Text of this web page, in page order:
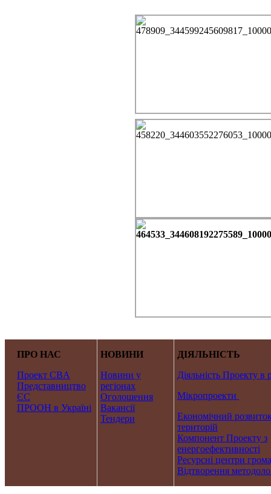
ПРО НАС
Проект CBA
Представництво
ЄС
ПРООН в Україні
НОВИНИ
Новини у
регіонах
Оголошення
Вакансії
Тендери
ДІЯЛЬНІСТЬ
Діяльність Проекту в
Мікропроекти
Економічний
територій
Компонент Проекту з
енергоефективності
Ресурсні центри
Відтворення